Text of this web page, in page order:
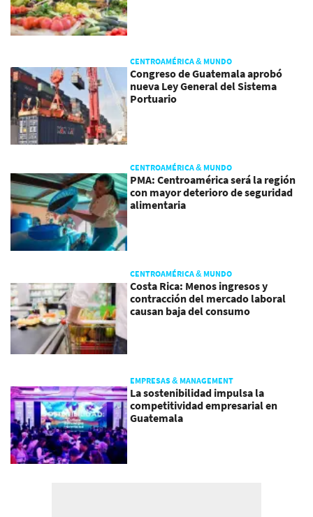
CENTROAMÉRICA & MUNDO
Congreso de Guatemala aprobó
nueva Ley General del Sistema
Portuario
CENTROAMÉRICA & MUNDO
PMA: Centroamérica será la región
con mayor deterioro de seguridad
alimentaria
CENTROAMÉRICA & MUNDO
Costa Rica: Menos ingresos y
contracción del mercado laboral
causan baja del consumo
EMPRESAS & MANAGEMENT
La sostenibilidad impulsa la
competitividad empresarial en
Guatemala